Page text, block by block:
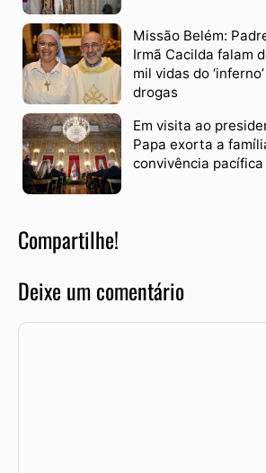
Missão Belém:
Irmã Cacilda falam
mil vidas do
drogas
Em visita ao
Papa exorta a
convivência pacífica
Compartilhe!
Deixe um comentário
Comentário